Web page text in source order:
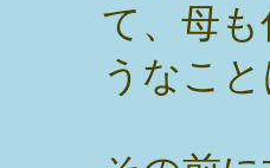
て、母
うなこ